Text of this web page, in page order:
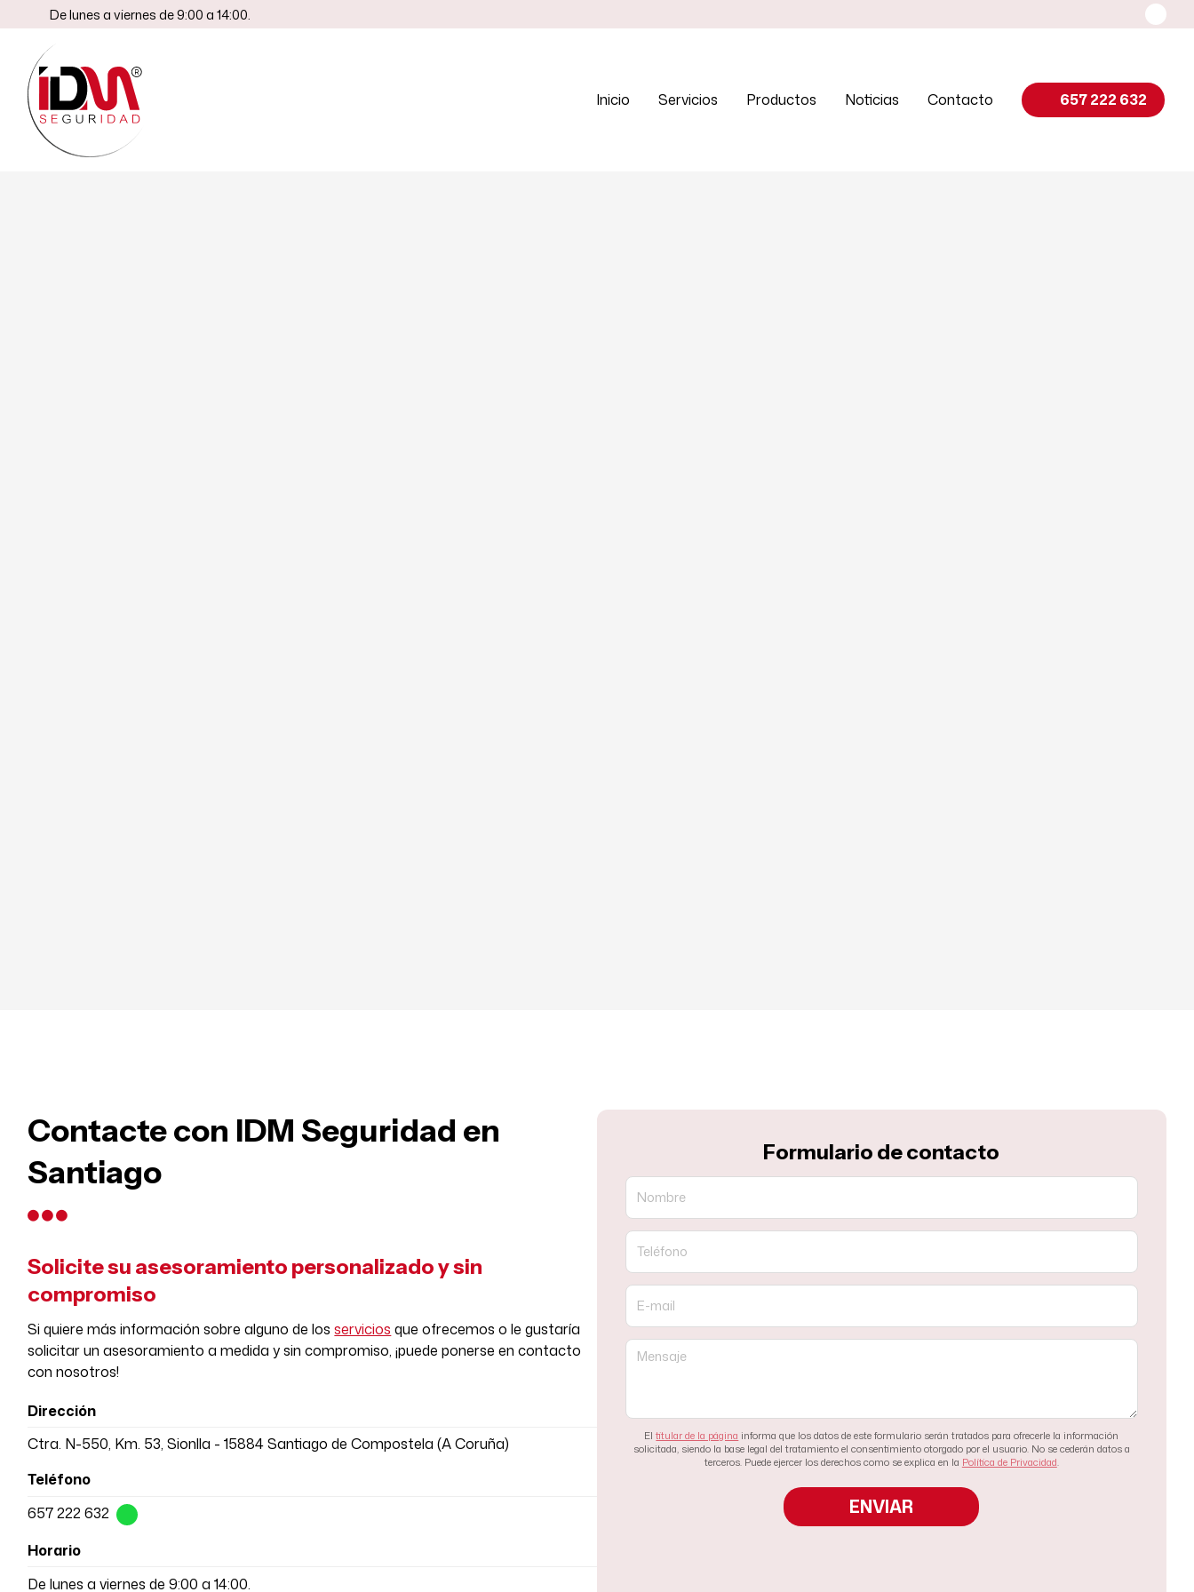
De lunes a viernes de 9:00 a 14:00.
Inicio Servicios Productos Noticias Contacto 657 222 632
Contacte con IDM Seguridad en
Santiago
Solicite su asesoramiento personalizado y sin
compromiso
Si quiere más información sobre alguno de losservicios que ofrecemos o le gustaría
solicitar un asesoramiento a medida y sin compromiso, ¡puede ponerse en contacto
con nosotros!
Dirección
Ctra. N-550, Km. 53, Sionlla - 15884 Santiago de Compostela (A Coruña)
Teléfono
657 222 632
Horario
De lunes a viernes de 9:00 a 14:00.
Formulario de contacto
Nombre
Teléfono
E-mail
Mensaje
Eltitular de la página informa que los datos de este formulario serán tratados para ofrecerle la información
solicitada, siendo la base legal del tratamiento el consentimiento otorgado por el usuario. No se cederán datos a
terceros. Puede ejercer los derechos como se explica en la Política de Privacidad.